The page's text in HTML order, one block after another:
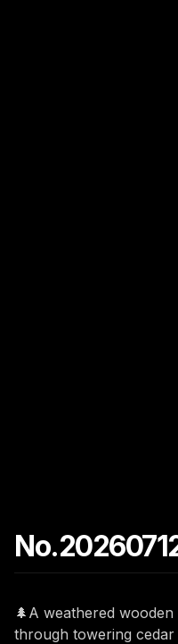
🌲A weathered
through towering